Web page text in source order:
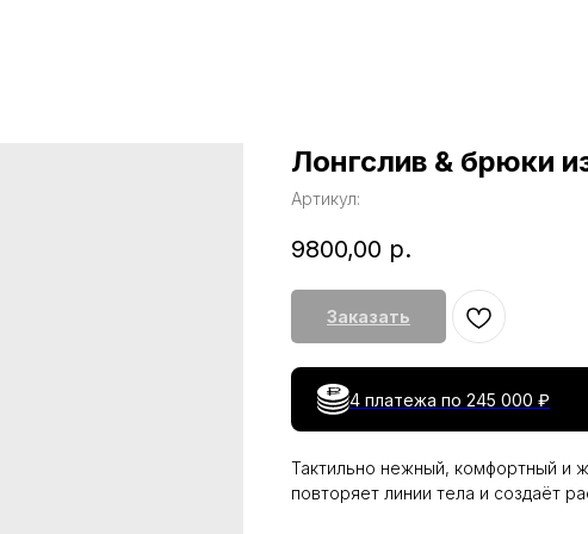
Лонгслив & брюки
Артикул:
9800,00 р.
Заказать
4 платежа по 245 000 ₽
Тактильно нежный, комфортный и
повторяет линии тела и создаёт